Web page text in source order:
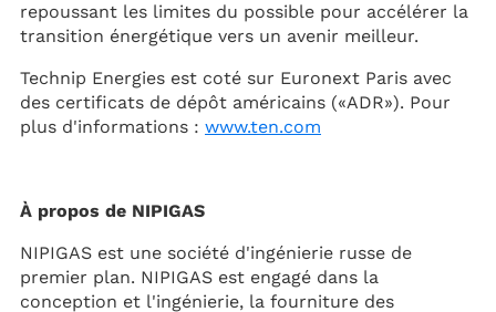
repoussant les limites du possible pour accélérer la
transition énergétique vers un avenir meilleur.
Technip Energies est coté sur Euronext Paris avec
des certificats de dépôt américains («ADR»). Pour
plus d'informations : www.ten.com
À propos de NIPIGAS
NIPIGAS est une société d'ingénierie russe de
premier plan. NIPIGAS est engagé dans la
conception et l'ingénierie, la fourniture des